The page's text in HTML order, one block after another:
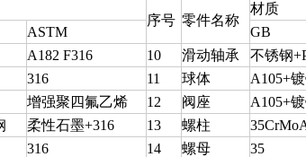
序号 零件名称
材质
ASTM GB
A182 F316 10 滑动轴承 不锈钢
316 11 球体 A105+
增强聚四氟乙烯 12 阀座 A105+
柔性石墨+316 13 螺柱
316 14 螺母 35